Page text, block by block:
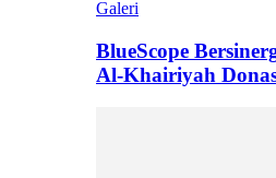
Galeri
BlueScope
Al-Khairiyah